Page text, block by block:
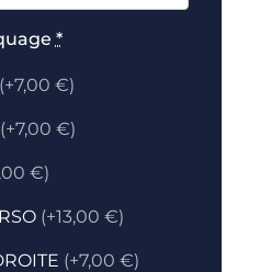
*
(+7,00 €)
(+7,00 €)
€)
(+13,00 €)
(+7,00 €)